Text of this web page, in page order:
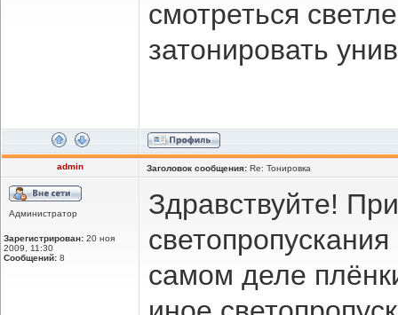
смотреться
затонировать
admin Заголовок сообщения: Re: Тонировка
Администратор
Зарегистрирован: 20 ноя
2009, 11:30
Сообщений: 8
Здравствуйте!
самом деле